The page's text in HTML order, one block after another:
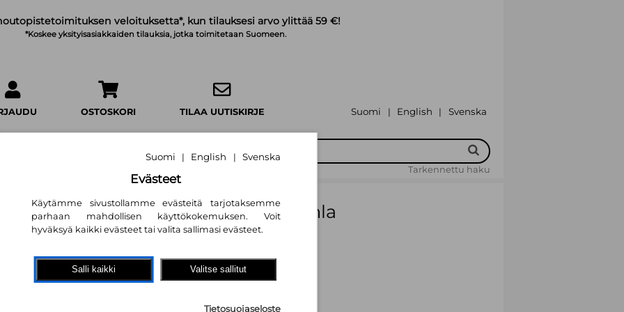
veloituksetta*, kun tilauksesi arvo ylittää 59 €!
*Koskee yksityisasiakkaiden tilauksia, jotka toimitetaan Suomeen.
OSTOSKORI TILAA UUTISKIRJE Suomi | English | Svenska
Tarkennettu haku
Dino - Ystävien juhla
kids.fi
22,80 €
Suomi | English | Svenska
Evästeet
Käytämme sivustollamme evästeitä tarjotaksemme
parhaan mahdollisen käyttökokemuksen. Voit
hyväksyä kaikki evästeet tai valita sallimasi evästeet.
Salli kaikki Valitse sallitut
Tietosuojaseloste